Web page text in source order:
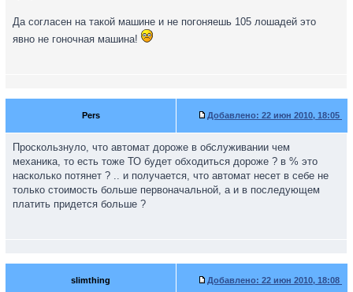
Да согласен на такой машине и не погоняешь 105 лошадей это
явно не гоночная машина!
Pers Добавлено: 22 июн 2010, 18:05
Проскользнуло, что автомат дороже в обслуживании чем
механика, то есть тоже ТО будет обходиться дороже ? в % это
насколько потянет ? .. и получается, что автомат несет в себе не
только стоимость больше первоначальной, а и в последующем
платить придется больше ?
slimthing Добавлено: 22 июн 2010, 18:08